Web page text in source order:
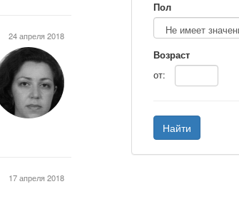
24 апреля 2018
17 апреля 2018
Пол
Возраст
от:
Найти